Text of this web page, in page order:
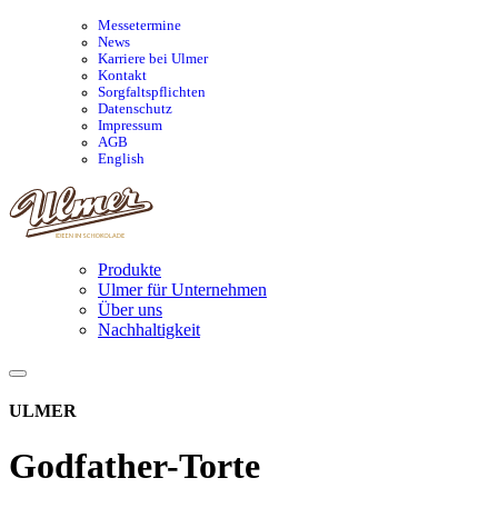
Messetermine
News
Karriere bei Ulmer
Kontakt
Sorgfaltspflichten
Datenschutz
Impressum
AGB
English
Produkte
Ulmer für Unternehmen
Über uns
Nachhaltigkeit
ULMER
Godfather-Torte